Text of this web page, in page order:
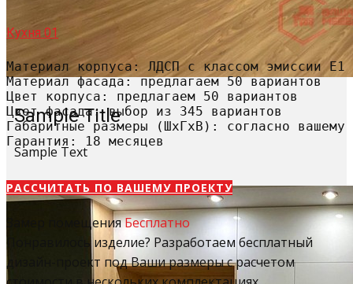
Sample Title
Sample Text
Кухня 01
Материал корпуса: ЛДСП с классом эмиссии Е1
Материал фасада: предлагаем 50 вариантов
Цвет корпуса: предлагаем 50 вариантов
Цвет фасада: выбор из 345 вариантов
Габаритные размеры (ШхГхВ): согласно вашему
Гарантия: 18 месяцев
РАССЧИТАТЬ​ ПО ВАШЕМУ ПРОЕКТУ
Замер помещенияБесплатно
Понравилось изделие? Разработаем бесплатный
дизайн-проект под Ваши размеры с расчетом